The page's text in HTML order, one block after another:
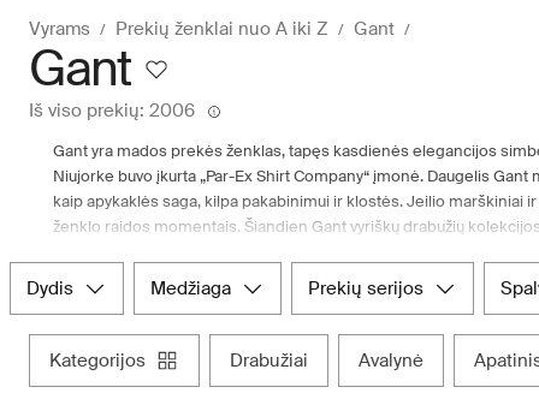
Vyrams Prekių ženklai nuo A iki Z Gant
Gant
Iš viso prekių: 2006
Gant yra mados prekės ženklas, tapęs kasdienės elegancijos
Niujorke buvo įkurta „Par-Ex Shirt Company“ įmonė. Daugelis
kaip apykaklės saga, kilpa pakabinimui ir klostės. Jeilio
ženklo raidos momentais. Šiandien Gant vyriškų drabužių
asortimentą, kuriame rasite ir Gant vyrams skirtą kolekciją.
dydis medžiaga prekių serijos
kategorijos drabužiai avalynė